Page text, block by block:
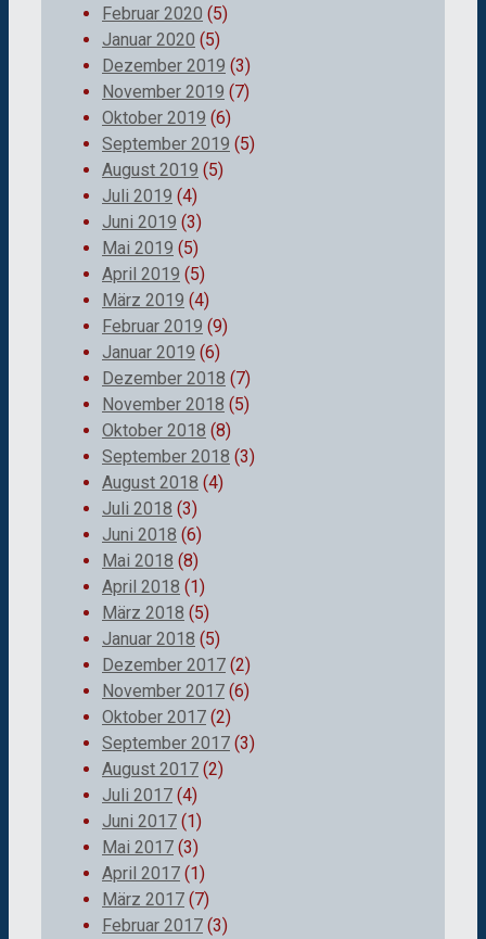
Februar 2020 (5)
Januar 2020 (5)
Dezember 2019 (3)
November 2019 (7)
Oktober 2019 (6)
September 2019 (5)
August 2019 (5)
Juli 2019 (4)
Juni 2019 (3)
Mai 2019 (5)
April 2019 (5)
März 2019 (4)
Februar 2019 (9)
Januar 2019 (6)
Dezember 2018 (7)
November 2018 (5)
Oktober 2018 (8)
September 2018 (3)
August 2018 (4)
Juli 2018 (3)
Juni 2018 (6)
Mai 2018 (8)
April 2018 (1)
März 2018 (5)
Januar 2018 (5)
Dezember 2017 (2)
November 2017 (6)
Oktober 2017 (2)
September 2017 (3)
August 2017 (2)
Juli 2017 (4)
Juni 2017 (1)
Mai 2017 (3)
April 2017 (1)
März 2017 (7)
Februar 2017 (3)